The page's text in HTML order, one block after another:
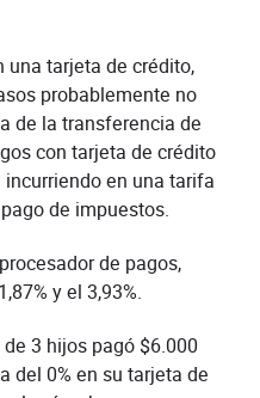
una tarjeta de crédito,
probablemente no
de la transferencia de
con tarjeta de crédito
en una tarifa
de impuestos.
de pagos,
y el 3,93%.
3 hijos pagó $6.000
del 0% en su tarjeta de